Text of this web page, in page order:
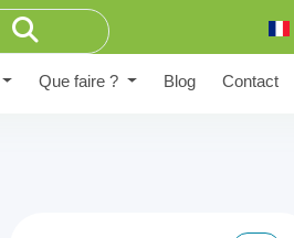
Que faire ? Blog Contact